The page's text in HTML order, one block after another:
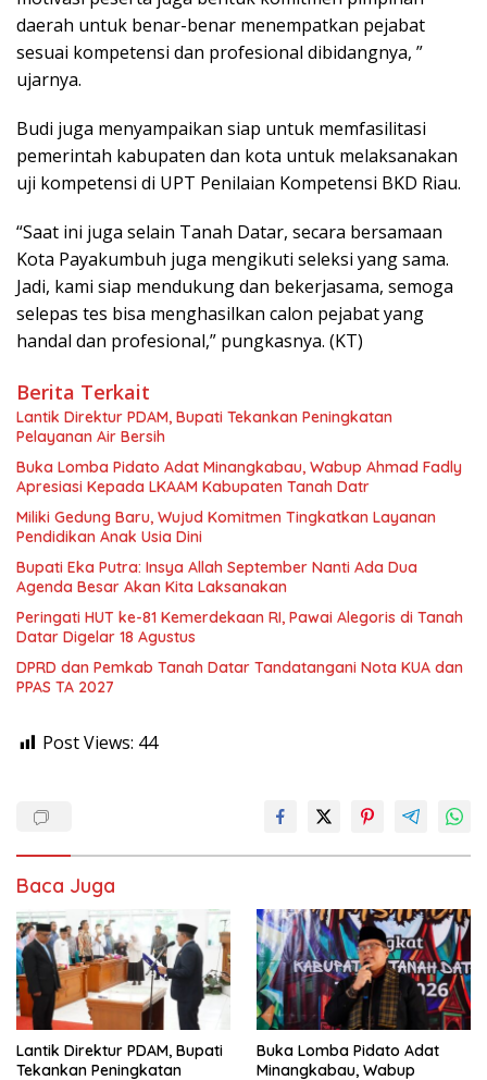
daerah untuk benar-benar menempatkan pejabat
sesuai kompetensi dan profesional dibidangnya, ”
ujarnya.
Budi juga menyampaikan siap untuk memfasilitasi
pemerintah kabupaten dan kota untuk melaksanakan
uji kompetensi di UPT Penilaian Kompetensi BKD Riau.
“Saat ini juga selain Tanah Datar, secara bersamaan
Kota Payakumbuh juga mengikuti seleksi yang sama.
Jadi, kami siap mendukung dan bekerjasama, semoga
selepas tes bisa menghasilkan calon pejabat yang
handal dan profesional,” pungkasnya. (KT)
Berita Terkait
Lantik Direktur PDAM, Bupati Tekankan Peningkatan
Pelayanan Air Bersih
Buka Lomba Pidato Adat Minangkabau, Wabup Ahmad Fadly
Apresiasi Kepada LKAAM Kabupaten Tanah Datr
Miliki Gedung Baru, Wujud Komitmen Tingkatkan Layanan
Pendidikan Anak Usia Dini
Bupati Eka Putra: Insya Allah September Nanti Ada Dua
Agenda Besar Akan Kita Laksanakan
Peringati HUT ke-81 Kemerdekaan RI, Pawai Alegoris di Tanah
Datar Digelar 18 Agustus
DPRD dan Pemkab Tanah Datar Tandatangani Nota KUA dan
PPAS TA 2027
Post Views: 44
Baca Juga
Lantik Direktur PDAM, Bupati
Tekankan Peningkatan
Buka Lomba Pidato Adat
Minangkabau, Wabup